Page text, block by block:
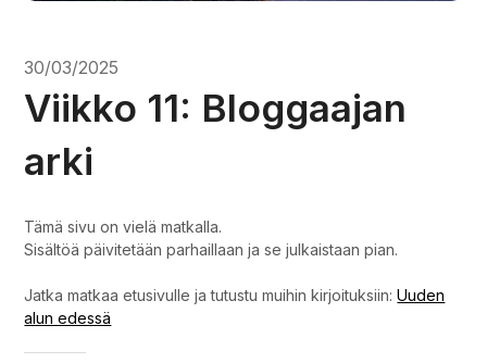
30/03/2025
Viikko 11: Bloggaajan
arki
Tämä sivu on vielä matkalla.
Sisältöä päivitetään parhaillaan ja se julkaistaan pian.
Jatka matkaa etusivulle ja tutustu muihin kirjoituksiin:Uuden
alun edessä